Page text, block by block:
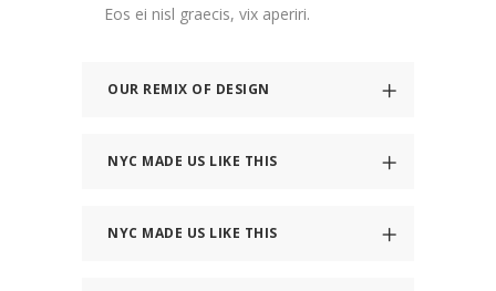
Eos ei nisl graecis, vix aperiri.
OUR REMIX OF DESIGN
NYC MADE US LIKE THIS
NYC MADE US LIKE THIS